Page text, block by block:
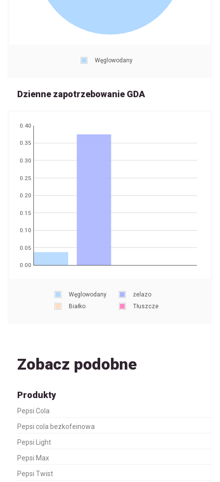
Węglowodany
Dzienne zapotrzebowanie GDA
0.00
0.05
0.10
0.15
0.20
0.25
0.30
0.35
0.40
Węglowodany
żelazo
Białko
Tłuszcze
Zobacz podobne
Produkty
Pepsi Cola
Pepsi cola bezkofeinowa
Pepsi Light
Pepsi Max
Pepsi Twist